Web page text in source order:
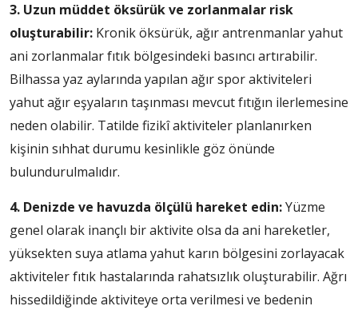
3. Uzun müddet öksürük ve zorlanmalar risk
oluşturabilir: Kronik öksürük, ağır antrenmanlar yahut
ani zorlanmalar fıtık bölgesindeki basıncı artırabilir.
Bilhassa yaz aylarında yapılan ağır spor aktiviteleri
yahut ağır eşyaların taşınması mevcut fıtığın ilerlemesine
neden olabilir. Tatilde fizikî aktiviteler planlanırken
kişinin sıhhat durumu kesinlikle göz önünde
bulundurulmalıdır.
4. Denizde ve havuzda ölçülü hareket edin:Yüzme
genel olarak inançlı bir aktivite olsa da ani hareketler,
yüksekten suya atlama yahut karın bölgesini zorlayacak
aktiviteler fıtık hastalarında rahatsızlık oluşturabilir. Ağrı
hissedildiğinde aktiviteye orta verilmesi ve bedenin